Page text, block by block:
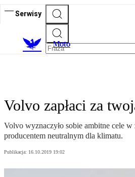
Serwisy
Moto
Volvo zapłaci za
Volvo wyznaczyło sobie ambitne cele
producentem neutralnym dla klimatu.
Publikacja: 16.10.2019 19:02